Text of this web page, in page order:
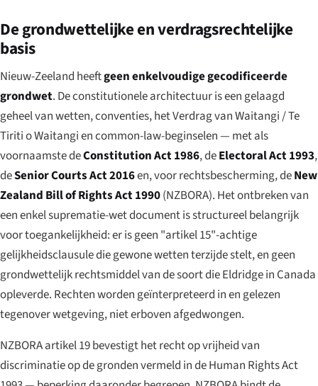
De grondwettelijke en verdragsrechtelijke
basis
Nieuw-Zeeland heeftgeen enkelvoudige gecodificeerde
grondwet. De constitutionele architectuur is een gelaagd
geheel van wetten, conventies, het Verdrag van Waitangi /Te
Tiriti o Waitangien common-law-beginselen — met als
voornaamste deConstitution Act 1986, deElectoral Act 1993,
deSenior Courts Act 2016en, voor rechtsbescherming, deNew
Zealand Bill of Rights Act 1990(NZBORA). Het ontbreken van
een enkel suprematie-wet document is structureel belangrijk
voor toegankelijkheid: er is geen "artikel 15"-achtige
gelijkheidsclausule die gewone wetten terzijde stelt, en geen
grondwettelijk rechtsmiddel van de soort dieEldridgein Canada
opleverde. Rechten worden geïnterpreteerd in en gelezen
tegenover wetgeving, niet erboven afgedwongen.
NZBORA artikel 19 bevestigt het recht op vrijheid van
discriminatie op de gronden vermeld in de Human Rights Act